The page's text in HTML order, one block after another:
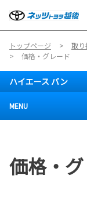
トップページ 取り
価格・グレード
ハイエース バン
MENU
価格・